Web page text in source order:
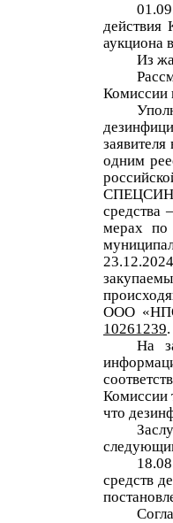
действия
аукциона
Из
Комиссии
заявителя
одним
средства–
мерах по
ООО
10261239.
На
Комиссии
что
средств